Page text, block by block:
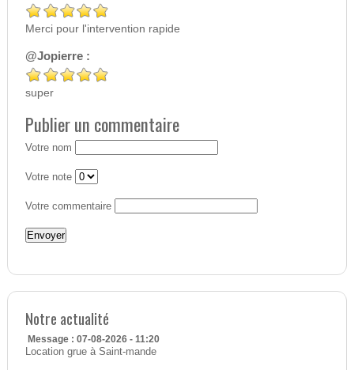
Merci pour l'intervention rapide
@Jopierre :
super
Publier un commentaire
Votre nom
Votre note
Votre commentaire
Notre actualité
Message : 07-08-2026 - 11:20
Location grue à Saint-mande